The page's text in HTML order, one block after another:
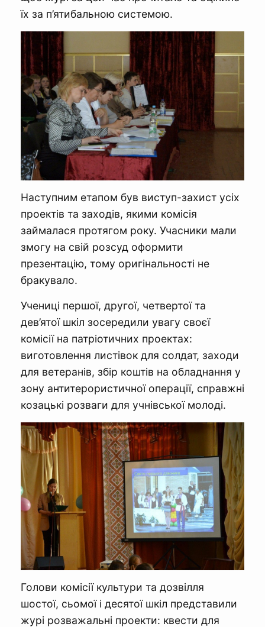
їх за п’ятибальною системою.
Наступним етапом був виступ-захист усіх
проектів та заходів, якими комісія
займалася протягом року. Учасники мали
змогу на свій розсуд оформити
презентацію, тому оригінальності не
бракувало.
Учениці першої, другої, четвертої та
дев’ятої шкіл зосередили увагу своєї
комісії на патріотичних проектах:
виготовлення листівок для солдат, заходи
для ветеранів, збір коштів на обладнання у
зону антитерористичної операції, справжні
козацькі розваги для учнівської молоді.
Голови комісії культури та дозвілля
шостої, сьомої і десятої шкіл представили
журі розважальні проекти: квести для